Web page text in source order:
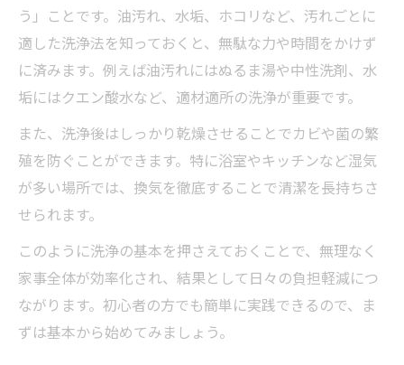
う」ことです。油汚れ、水垢、ホコリなど、汚れごとに
適した洗浄法を知っておくと、無駄な力や時間をかけず
に済みます。例えば油汚れにはぬるま湯や中性洗剤、水
垢にはクエン酸水など、適材適所の洗浄が重要です。
また、洗浄後はしっかり乾燥させることでカビや菌の繁
殖を防ぐことができます。特に浴室やキッチンなど湿気
が多い場所では、換気を徹底することで清潔を長持ちさ
せられます。
このように洗浄の基本を押さえておくことで、無理なく
家事全体が効率化され、結果として日々の負担軽減につ
ながります。初心者の方でも簡単に実践できるので、ま
ずは基本から始めてみましょう。